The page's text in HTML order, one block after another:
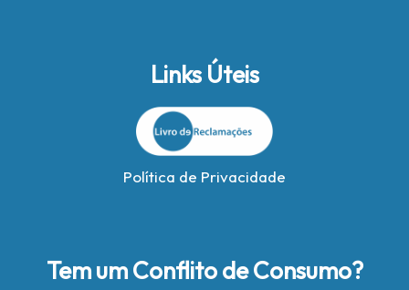
Links Úteis
Política de Privacidade
Tem um Conflito de Consumo?